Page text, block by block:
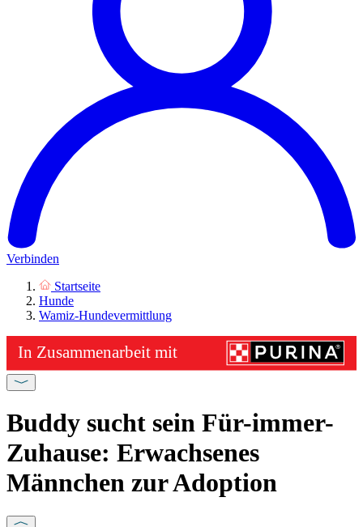
Verbinden
Startseite
Hunde
Wamiz-Hundevermittlung
Buddy sucht sein Für-immer-
Zuhause: Erwachsenes
Männchen zur Adoption